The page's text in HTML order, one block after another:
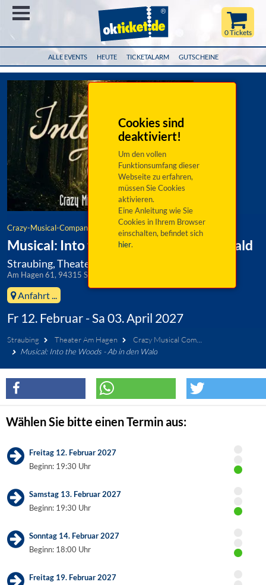
ALLE EVENTS HEUTE TICKETALARM GUTSCHEINE
0 Tickets
Cookies sind
deaktiviert!
Um den vollen
Funktionsumfang dieser
Webseite zu erfahren,
müssen Sie Cookies
aktivieren.
Eine Anleitung wie Sie
Cookies in Ihrem Browser
einschalten, befindet sich
hier.
Crazy-Musical-Company
Musical: Into the Woods - Ab in den Wald
Straubing, Theater Am Hagen
Am Hagen 61, 94315 Straubing
Anfahrt ...
Fr 12. Februar - Sa 03. April 2027
Straubing Theater Am Hagen
Crazy Musical Company Straubing
Musical: Into the Woods - Ab in den Wald
Wählen Sie bitte einen Termin aus:
Freitag 12. Februar 2027
Beginn: 19:30 Uhr
Samstag 13. Februar 2027
Beginn: 19:30 Uhr
Sonntag 14. Februar 2027
Beginn: 18:00 Uhr
Freitag 19. Februar 2027